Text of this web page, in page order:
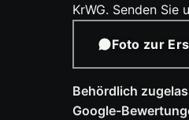
KrWG. Senden
Foto zur
Behördlich
Google-